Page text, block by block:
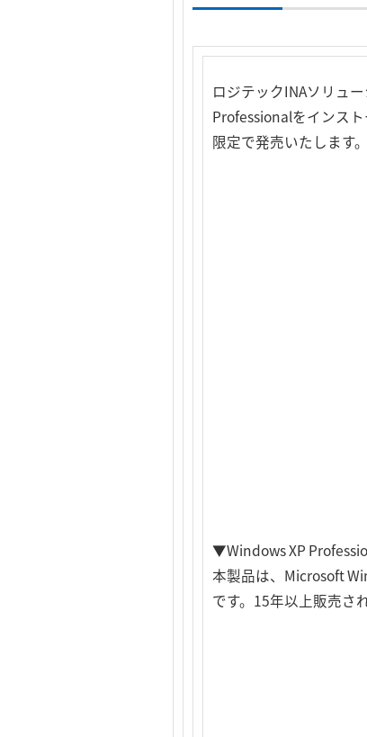
ロジテックINAソリュ
Professionalをインス
限定で発売いたします。
▼Windows XP
本製品は、Microsoft
です。15年以上販売さ